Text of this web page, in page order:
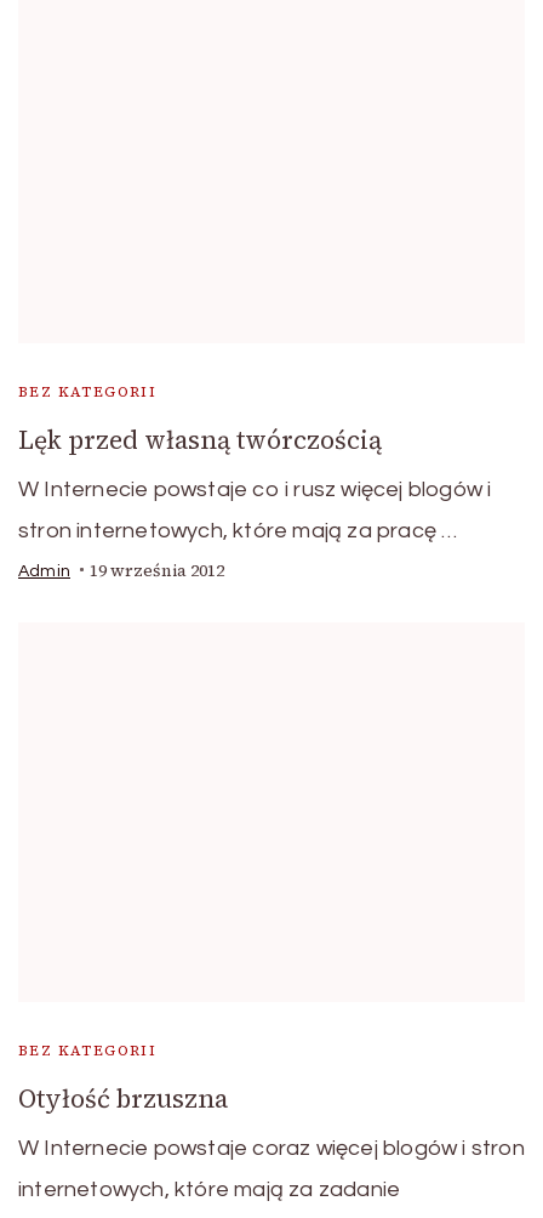
BEZ KATEGORII
Lęk przed własną twórczością
W Internecie powstaje co i rusz więcej blogów i
stron internetowych, które mają za pracę …
Admin 19 września 2012
BEZ KATEGORII
Otyłość brzuszna
W Internecie powstaje coraz więcej blogów i stron
internetowych, które mają za zadanie